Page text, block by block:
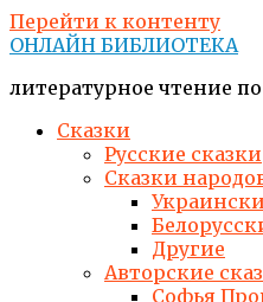
Перейти к контенту
ОНЛАЙН БИБЛИОТЕКА
литературное чтение
Сказки
Русские сказки
Сказки
Другие
Авторские
Софья